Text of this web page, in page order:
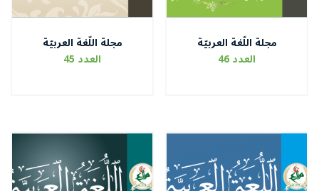
مجلة اللّغة العربيّة
العدد 46
مجلة اللّغة العربيّة
العدد 45